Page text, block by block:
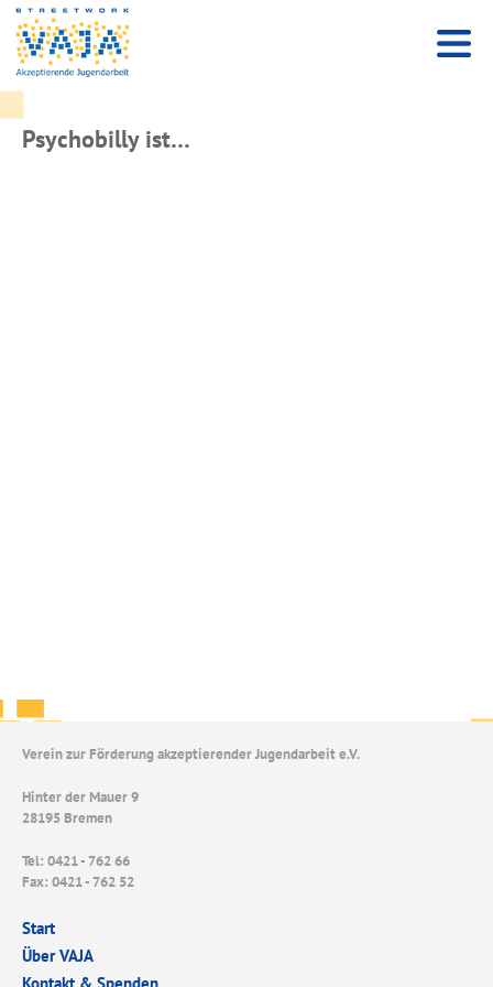
Psychobilly ist…
Verein zur Förderung akzeptierender Jugendarbeit e.V.
Hinter der Mauer 9
28195 Bremen
Tel: 0421 - 762 66
Fax: 0421 - 762 52
Start
Über VAJA